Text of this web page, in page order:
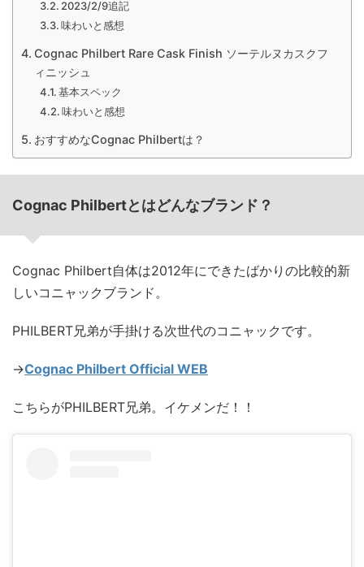
2023/2/9追記
味わいと感想
Cognac Philbert Rare Cask Finish ソーテルヌカスクフ
ィニッシュ
基本スペック
味わいと感想
おすすめなCognac Philbertは？
Cognac Philbertとはどんなブランド？
Cognac Philbert自体は2012年にできたばかりの比較的新
しいコニャックブランド。
PHILBERT兄弟が手掛ける次世代のコニャックです。
→Cognac Philbert Official WEB
こちらがPHILBERT兄弟。イケメンだ！！